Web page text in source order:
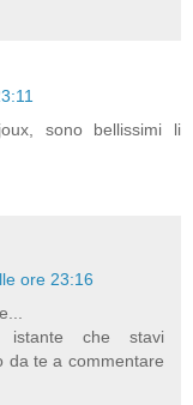
sono bellissimi li
ore 23:16
istante che stavi
da te a commentare